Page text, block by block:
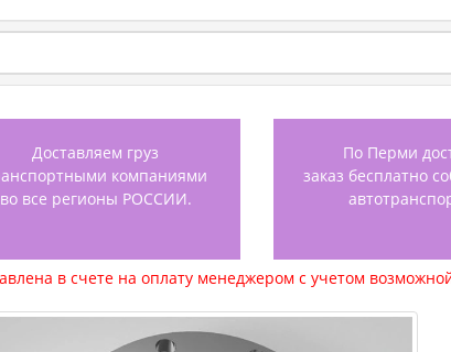
Доставляем груз
компаниями
во все регионы РОССИИ.
По Перми
заказ бесплатно
в счете на оплату менеджером с учетом